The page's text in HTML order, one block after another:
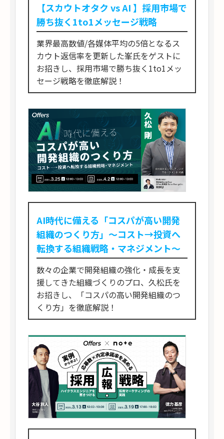
【スカウトオタク vs AI 】採用市場で
勝ち抜く1to1メッセージ戦略
業界最高数値/各媒体平均の5倍となるス
カウト返信率を更新した峯氏をゲストに
お招きし、採用市場で勝ち抜く1to1メッ
セージ戦略を徹底解説！
AI時代に備える「コスパが高い開発
組織のつくり方」〜コスト→投資へ
転換する組織戦略・マネジメント〜
数々の企業で開発組織の強化・成長を支
援してきた組織づくりのプロ、久松氏を
お招きし、「コスパの高い開発組織のつ
くり方」を徹底解説！